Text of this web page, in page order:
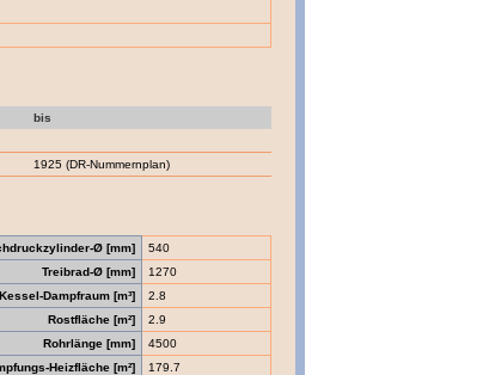
bis
1925 (DR-Nummernplan)
Ø [mm]
540
Treibrad-Ø [mm]
1270
Kessel-Dampfraum [m³]
2.8
Rostfläche [m²]
2.9
Rohrlänge [mm]
4500
Heizfläche [m²]
179.7